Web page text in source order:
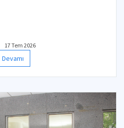
17 Tem 2026
Devamı